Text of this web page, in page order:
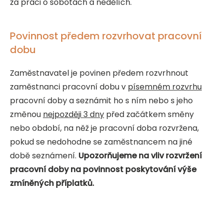
Povinnost předem rozvrhovat pracovní
dobu
Zaměstnavatel je povinen předem rozvrhnout
zaměstnanci pracovní dobu v písemném rozvrhu
pracovní doby a seznámit ho s ním nebo s jeho
změnou nejpozději 3 dny před začátkem směny
nebo období, na něž je pracovní doba rozvržena,
pokud se nedohodne se zaměstnancem na jiné
době seznámení. Upozorňujeme na vliv rozvržení
pracovní doby na povinnost poskytování výše
zmíněných příplatků.